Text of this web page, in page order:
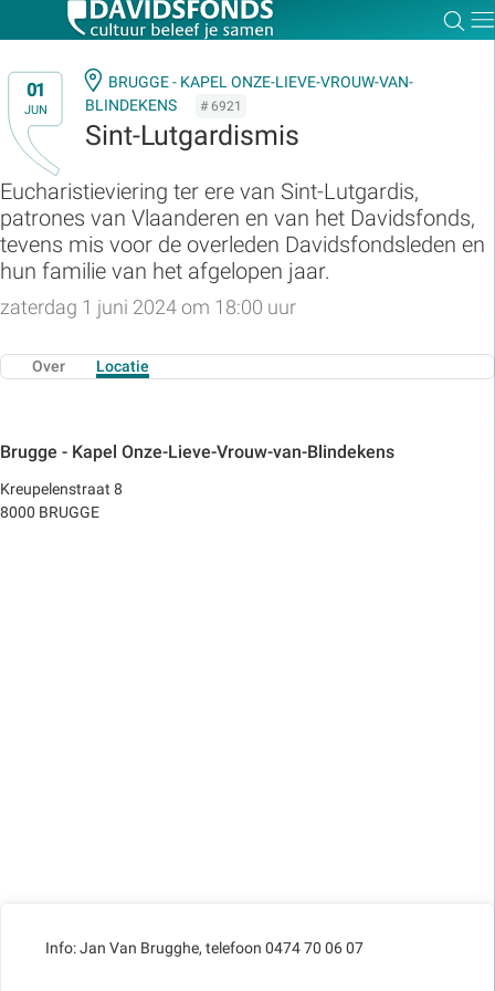
01
JUN
BRUGGE - KAPEL ONZE-LIEVE-VROUW-VAN-
BLINDEKENS
# 6921
Sint-Lutgardismis
Eucharistieviering ter ere van Sint-Lutgardis,
patrones van Vlaanderen en van het Davidsfonds,
tevens mis voor de overleden Davidsfondsleden en
hun familie van het afgelopen jaar.
zaterdag 1 juni 2024 om 18:00 uur
Over Locatie
Brugge - Kapel Onze-Lieve-Vrouw-van-Blindekens
Kreupelenstraat 8
8000 BRUGGE
Info: Jan Van Brugghe, telefoon 0474 70 06 07
Zoek:
Zoeken